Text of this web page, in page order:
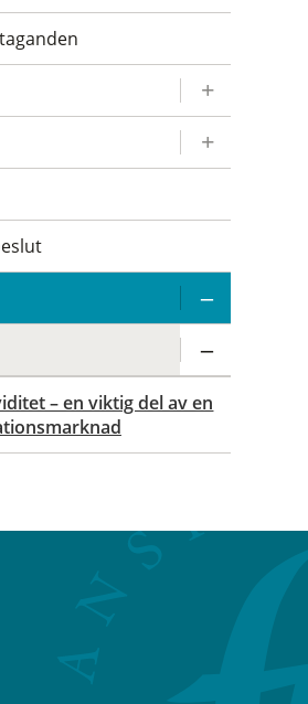
– en viktig del av en